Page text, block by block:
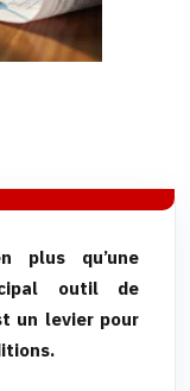
plus qu’une
outil de
un levier pour